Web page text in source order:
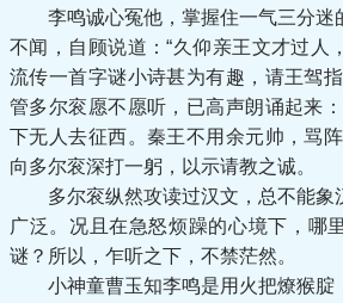
李鸣诚心冤他，掌握住一气三分迷
不闻，自顾说道：“久仰亲王文才过人
流传一首字谜小诗甚为有趣，请王驾
管多尔衮愿不愿听，已高声朗诵起来
下无人去征西。秦王不用余元帅，骂阵
向多尔衮深打一躬，以示请教之诚。
多尔衮纵然攻读过汉文，总不能象
广泛。况且在急怒烦躁的心境下，哪
谜？所以，乍听之下，不禁茫然。
小神童曹玉知李鸣是用火把燎猴腚